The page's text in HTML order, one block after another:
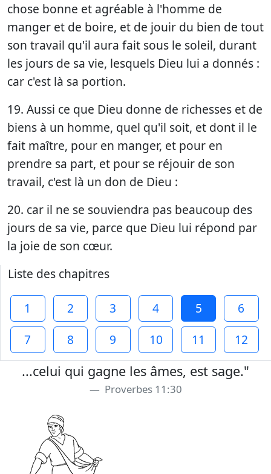
chose bonne et agréable à l'homme de
manger et de boire, et de jouir du bien de tout
son travail qu'il aura fait sous le soleil, durant
les jours de sa vie, lesquels Dieu lui a donnés :
car c'est là sa portion.
19. Aussi ce que Dieu donne de richesses et de
biens à un homme, quel qu'il soit, et dont il le
fait maître, pour en manger, et pour en
prendre sa part, et pour se réjouir de son
travail, c'est là un don de Dieu :
20. car il ne se souviendra pas beaucoup des
jours de sa vie, parce que Dieu lui répond par
la joie de son cœur.
Liste des chapitres
1 2 3 4 5
6
7
8 9 10 11 12
...celui qui gagne les âmes, est sage."
Proverbes 11:30